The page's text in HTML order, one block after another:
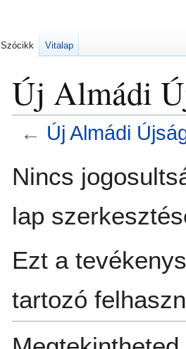
Új Almádi
← Új Almádi
Nincs
lap
Ezt a
tartozó
Szócikk Vitalap